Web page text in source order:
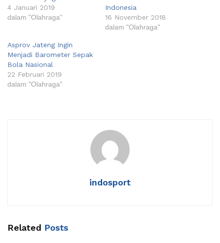
4 Januari 2019
dalam "Olahraga"
Indonesia
16 November 2018
dalam "Olahraga"
Asprov Jateng Ingin
Menjadi Barometer Sepak
Bola Nasional
22 Februari 2019
dalam "Olahraga"
indosport
Related Posts